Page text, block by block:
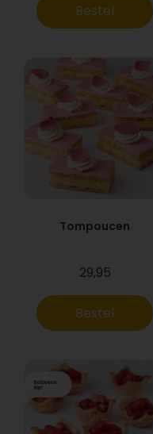
Bestel
Tompoucen
29,95
Bestel